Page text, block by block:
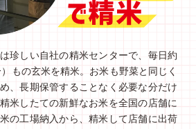
珍しい自社の精米センターで、毎日約
もの玄米を精米。お米も野菜と同じく
、長期保管することなく必要な分だけ
米したての新鮮なお米を全国の店舗に
の工場納入から、精米して店舗に出荷